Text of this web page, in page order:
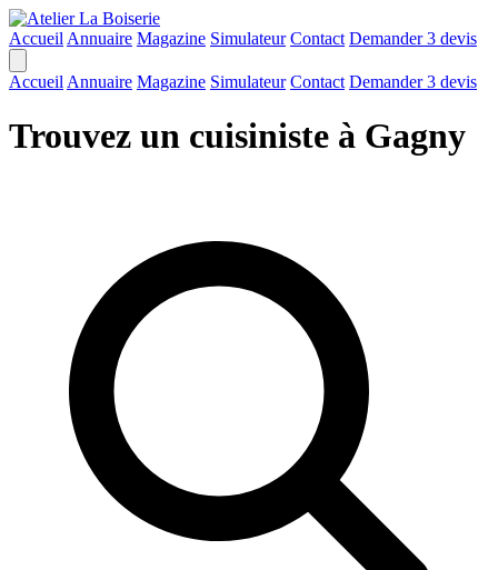
Accueil Annuaire Magazine Simulateur Contact Demander 3 devis
Accueil Annuaire Magazine Simulateur Contact Demander 3 devis
Trouvez un cuisiniste à Gagny